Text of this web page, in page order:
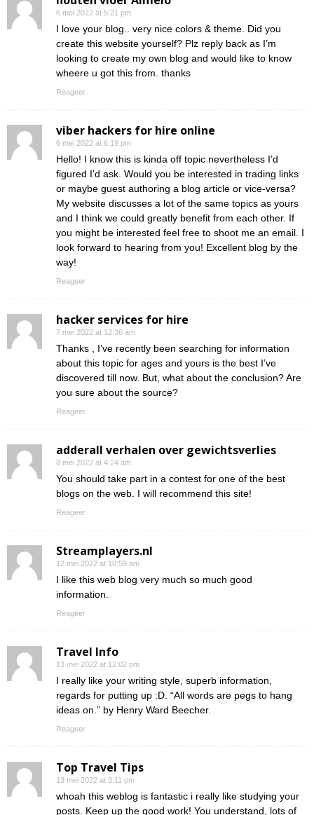
6 mei 2022 at 5:21 pm
I love your blog.. very nice colors & theme. Did you
create this website yourself? Plz reply back as I’m
looking to create my own blog and would like to know
wheere u got this from. thanks
Reageer
viber hackers for hire online
6 mei 2022 at 6:19 pm
Hello! I know this is kinda off topic nevertheless I’d
figured I’d ask. Would you be interested in trading links
or maybe guest authoring a blog article or vice-versa?
My website discusses a lot of the same topics as yours
and I think we could greatly benefit from each other. If
you might be interested feel free to shoot me an email. I
look forward to hearing from you! Excellent blog by the
way!
Reageer
hacker services for hire
7 mei 2022 at 12:36 am
Thanks , I’ve recently been searching for information
about this topic for ages and yours is the best I’ve
discovered till now. But, what about the conclusion? Are
you sure about the source?
Reageer
adderall verhalen over gewichtsverlies
8 mei 2022 at 4:24 am
You should take part in a contest for one of the best
blogs on the web. I will recommend this site!
Reageer
Streamplayers.nl
12 mei 2022 at 10:59 am
I like this web blog very much so much good
information.
Reageer
Travel Info
13 mei 2022 at 12:02 pm
I really like your writing style, superb information,
regards for putting up :D. “All words are pegs to hang
ideas on.” by Henry Ward Beecher.
Reageer
Top Travel Tips
13 mei 2022 at 3:11 pm
whoah this weblog is fantastic i really like studying your
posts. Keep up the good work! You understand, lots of